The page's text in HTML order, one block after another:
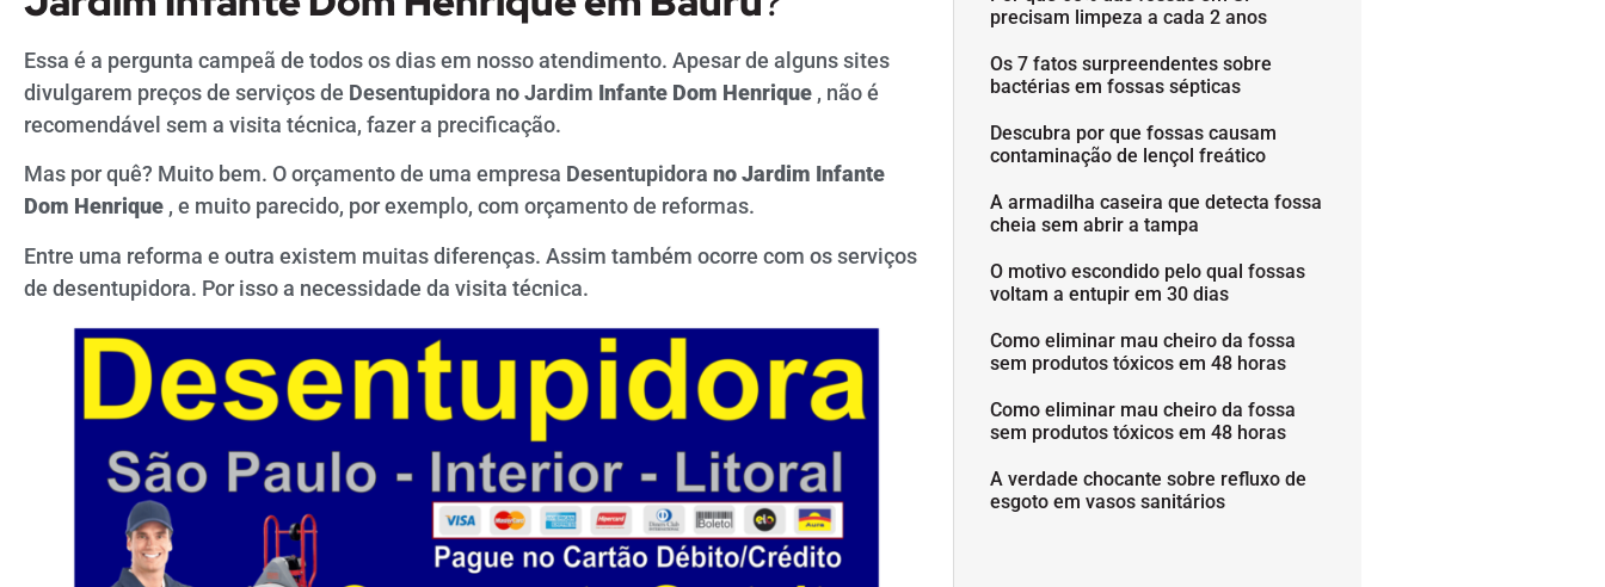
Essa é a pergunta campeã de todos os dias em nosso atendimento. Apesar de alguns sites
divulgarem preços de serviços de Desentupidora no Jardim Infante Dom Henrique , não é
recomendável sem a visita técnica, fazer a precificação.
Mas por quê? Muito bem. O orçamento de uma empresa Desentupidora no Jardim Infante
Dom Henrique , e muito parecido, por exemplo, com orçamento de reformas.
Entre uma reforma e outra existem muitas diferenças. Assim também ocorre com os serviços
de desentupidora. Por isso a necessidade da visita técnica.
precisam limpeza a cada 2 anos
Os 7 fatos surpreendentes sobre
bactérias em fossas sépticas
Descubra por que fossas causam
contaminação de lençol freático
A armadilha caseira que detecta fossa
cheia sem abrir a tampa
O motivo escondido pelo qual fossas
voltam a entupir em 30 dias
Como eliminar mau cheiro da fossa
sem produtos tóxicos em 48 horas
Como eliminar mau cheiro da fossa
sem produtos tóxicos em 48 horas
A verdade chocante sobre refluxo de
esgoto em vasos sanitários